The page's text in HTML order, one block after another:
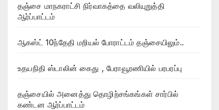
தஞ்சை மாநகராட்சி நிர்வாகத்தை வலியுறுத்தி
ஆர்ப்பாட்டம்
ஆகஸ்ட் 10ந்தேதி மறியல் போராட்டம் தஞ்சையிலும்..
உதயநிதி ஸ்டாலின் கைது , பேராவூரணியில் பரபரப்பு
தஞ்சையில் அனைத்து தொழிற்சங்கங்கள் சார்பில்
கண்டன ஆர்ப்பாட்டம்